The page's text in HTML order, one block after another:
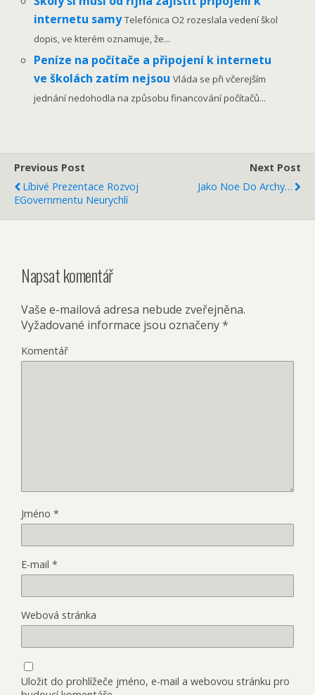
internetu samyTelefónica O2 rozeslala vedení škol
dopis, ve kterém oznamuje, že...
Peníze na počítače a připojení k internetu
ve školách zatím nejsouVláda se při včerejším
jednání nedohodla na způsobu financování počítačů...
Previous Post
Líbivé Prezentace Rozvoj
EGovernmentu Neurychlí
Next Post
Jako Noe Do Archy…
Napsat komentář
Vaše e-mailová adresa nebude zveřejněna.
Vyžadované informace jsou označeny*
Komentář
Jméno *
E-mail *
Webová stránka
Uložit do prohlížeče jméno, e-mail a webovou stránku pro